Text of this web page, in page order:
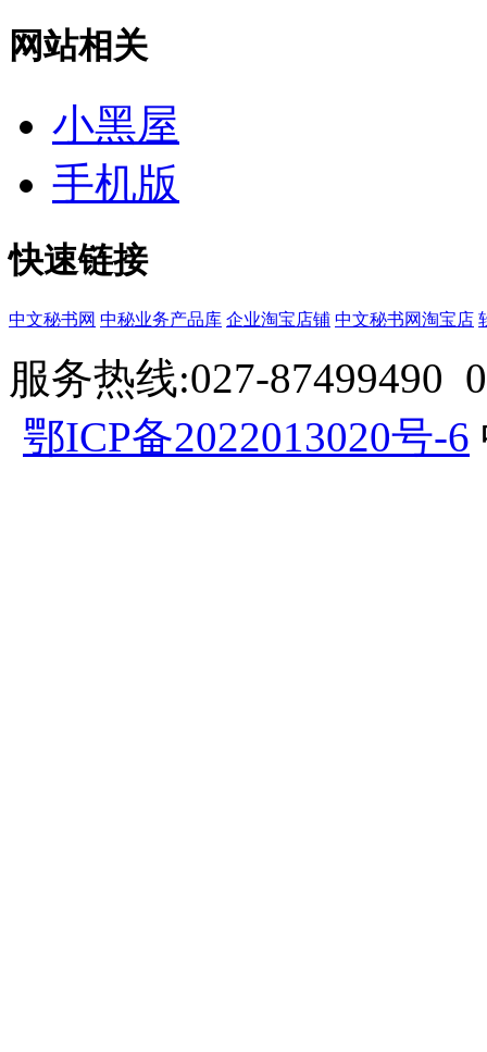
网站相关
小黑屋
手机版
快速链接
中文秘书网 中秘业务产品库 企业淘宝店铺 中文秘书网淘宝店
服务热线:027-87499490
鄂ICP备2022013020号-6